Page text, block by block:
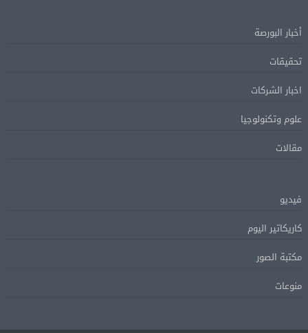
أخبار البورصة
تحقيقات
اخبار الشركات
علوم وتكنولوجيا
مقالات
فيديو
كاريكاتير اليوم
مكتبة الصور
منوعات